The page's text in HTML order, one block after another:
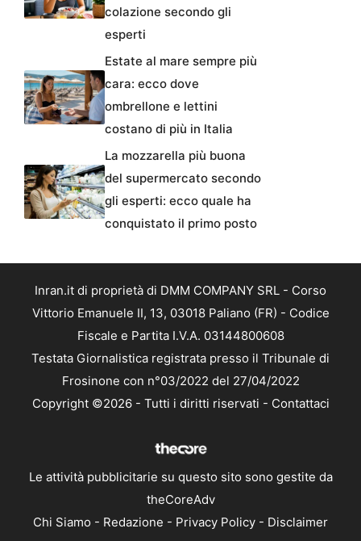
colazione secondo gli
esperti
Estate al mare sempre più
cara: ecco dove
ombrellone e lettini
costano di più in Italia
La mozzarella più buona
del supermercato secondo
gli esperti: ecco quale ha
conquistato il primo posto
Inran.it di proprietà di DMM COMPANY SRL - Corso
Vittorio Emanuele II, 13, 03018 Paliano (FR) - Codice
Fiscale e Partita I.V.A. 03144800608
Testata Giornalistica registrata presso il Tribunale di
Frosinone con n°03/2022 del 27/04/2022
Copyright ©2026 - Tutti i diritti riservati - Contattaci
Le attività pubblicitarie su questo sito sono gestite da
theCoreAdv
Chi Siamo - Redazione - Privacy Policy - Disclaimer